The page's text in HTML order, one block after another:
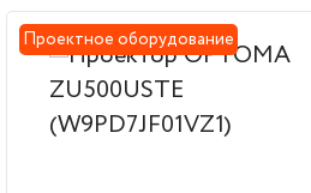
Проектное оборудование